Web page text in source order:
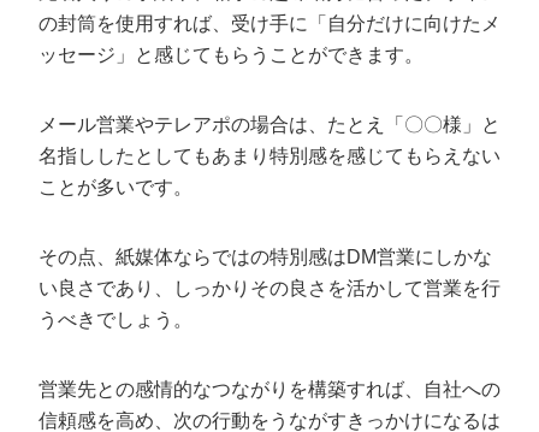
の封筒を使用すれば、受け手に「自分だけに向けたメ
ッセージ」と感じてもらうことができます。
メール営業やテレアポの場合は、たとえ「〇〇様」と
名指ししたとしてもあまり特別感を感じてもらえない
ことが多いです。
その点、紙媒体ならではの特別感はDM営業にしかな
い良さであり、しっかりその良さを活かして営業を行
うべきでしょう。
営業先との感情的なつながりを構築すれば、自社への
信頼感を高め、次の行動をうながすきっかけになるは